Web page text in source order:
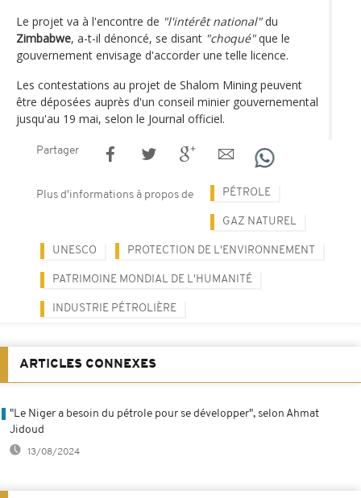
Le projet va à l'encontre de "l'intérêt national"du
Zimbabwe, a-t-il dénoncé, se disant "choqué"que le
gouvernement envisage d'accorder une telle licence.
Les contestations au projet de Shalom Mining peuvent
être déposées auprès d'un conseil minier gouvernemental
jusqu'au 19 mai, selon le Journal officiel.
Partager
Plus d'informations à propos de PÉTROLE
GAZ NATUREL
UNESCO PROTECTION DE L'ENVIRONNEMENT
PATRIMOINE MONDIAL DE L'HUMANITÉ
INDUSTRIE PÉTROLIÈRE
ARTICLES CONNEXES
"Le Niger a besoin du pétrole pour se développer", selon Ahmat
Jidoud
13/08/2024